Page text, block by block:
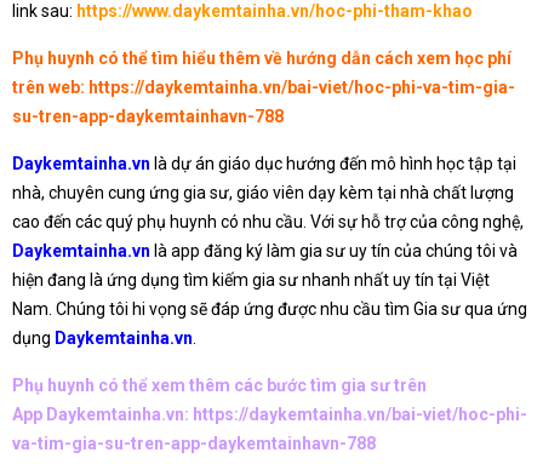
link sau: https://www.daykemtainha.vn/hoc-phi-tham-khao
Phụ huynh có thể tìm hiểu thêm về hướng dẫn cách xem học phí
trên web: https://daykemtainha.vn/bai-viet/hoc-phi-va-tim-gia-
su-tren-app-daykemtainhavn-788
Daykemtainha.vn là dự án giáo dục hướng đến mô hình học tập tại
nhà, chuyên cung ứng gia sư, giáo viên dạy kèm tại nhà chất lượng
cao đến các quý phụ huynh có nhu cầu. Với sự hỗ trợ của công nghệ,
Daykemtainha.vn là app đăng ký làm gia sư uy tín của chúng tôi và
hiện đang là ứng dụng tìm kiếm gia sư nhanh nhất uy tín tại Việt
Nam. Chúng tôi hi vọng sẽ đáp ứng được nhu cầu tìm Gia sư qua ứng
dụng Daykemtainha.vn.
Phụ huynh có thể xem thêm các bước tìm gia sư trên
App Daykemtainha.vn: https://daykemtainha.vn/bai-viet/hoc-phi-
va-tim-gia-su-tren-app-daykemtainhavn-788